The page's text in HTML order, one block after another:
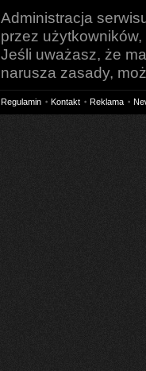
Administracja
przez
Jeśli uważasz, że
narusza zasady,
Regulamin Kontakt Reklama